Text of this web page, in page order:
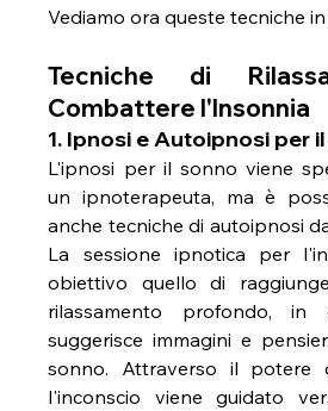
Vediamo ora queste tecniche
Tecniche di
Combattere l'Insonnia
1. Ipnosi e Autoipnosi per
L'ipnosi per il sonno viene
un ipnoterapeuta, ma è
anche tecniche di autoipnosi
La sessione ipnotica per
obiettivo quello di
rilassamento profondo,
suggerisce immagini e
sonno. Attraverso il potere
l'inconscio viene guidato